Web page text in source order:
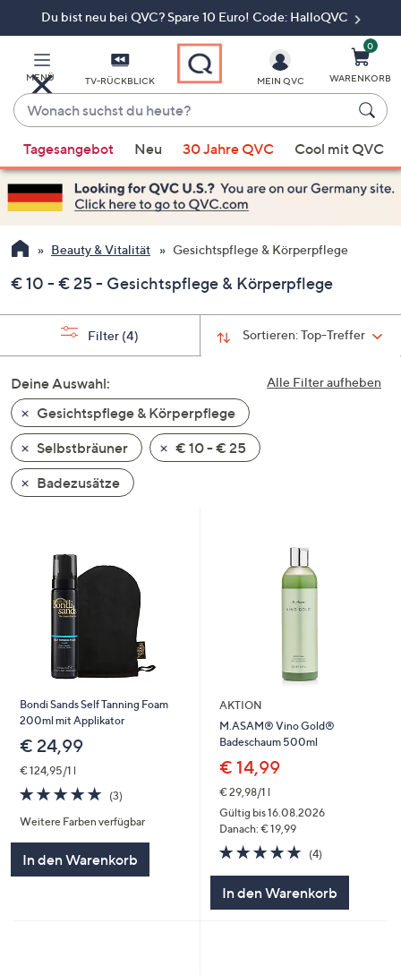
Du bist neu bei QVC? Spare 10 Euro! Code: HalloQVC
MENÜ TV-RÜCKBLICK
Wonach
suchst
du
heute?
Vorschläge
verfügbar
sind,
verwenden
Sie
Pfeiltasten
nach
und
nach
unten
oder
wischen
Sie
auf
rechts,
anzuzeigen.
MEIN QVC
0
WARENKORB
Tagesangebot Neu 30 Jahre QVC Cool mit QVC
Beauty & Vitalität Gesichtspflege & Körperpflege
€ 10 - € 25 - Gesichtspflege & Körperpflege
Sortieren:Top-Treffer
Filter (4)
Alle Filter aufheben
Deine Auswahl:
Gesichtspflege & Körperpflege
Selbstbräuner
€ 10 - € 25
Badezusätze
Bondi Sands Self Tanning Foam
200ml mit Applikator
€ 24,99
€ 124,95/1 l
5.0
von
5
(3)3
Weitere Farben verfügbar
In den Warenkorb
AKTION
M.ASAM® Vino Gold®
Badeschaum 500ml
€ 14,99
€ 29,98/1 l
Gültig bis 16.08.2026
Danach: € 19,99
5.0
von
(4)4
In den Warenkorb